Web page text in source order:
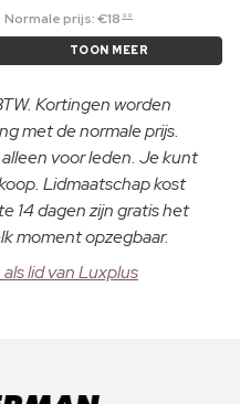
Normale prijs:€18 99
TOON MEER
Kortingen worden
met de normale prijs.
voor leden. Je kunt
Lidmaatschap kost
14 dagen zijn gratis het
moment opzegbaar.
lid van Luxplus